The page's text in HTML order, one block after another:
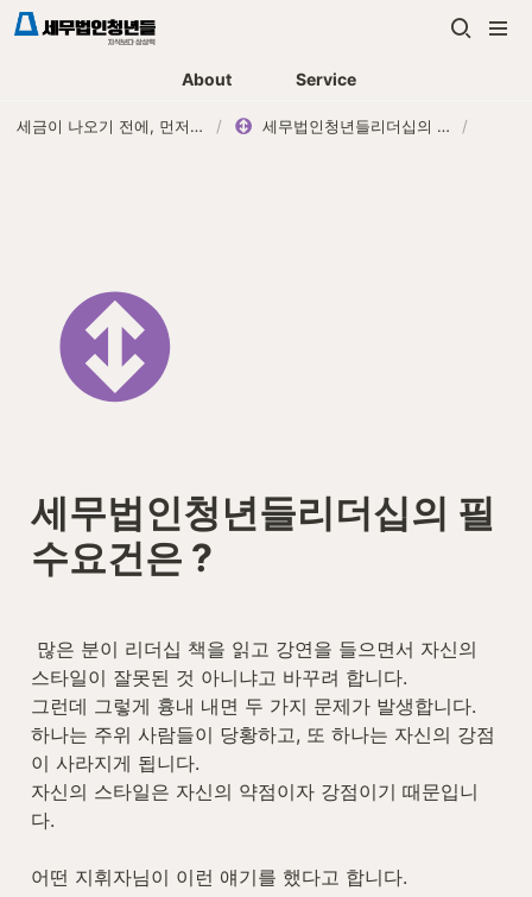
About Service
세금이 나오기 전에, 먼저 연락하는 세무법인 / 세무법인청년들리더십의 필수요건은 ? /
세무법인청년들리더십의 필
수요건은 ?
스타일이 잘못된 것 아니냐고 바꾸려 합니다.
그런데 그렇게 흉내 내면 두 가지 문제가 발생합니다.
하나는 주위 사람들이 당황하고, 또 하나는 자신의 강점
이 사라지게 됩니다.
자신의 스타일은 자신의 약점이자 강점이기 때문입니
다.
어떤 지휘자님이 이런 얘기를 했다고 합니다.